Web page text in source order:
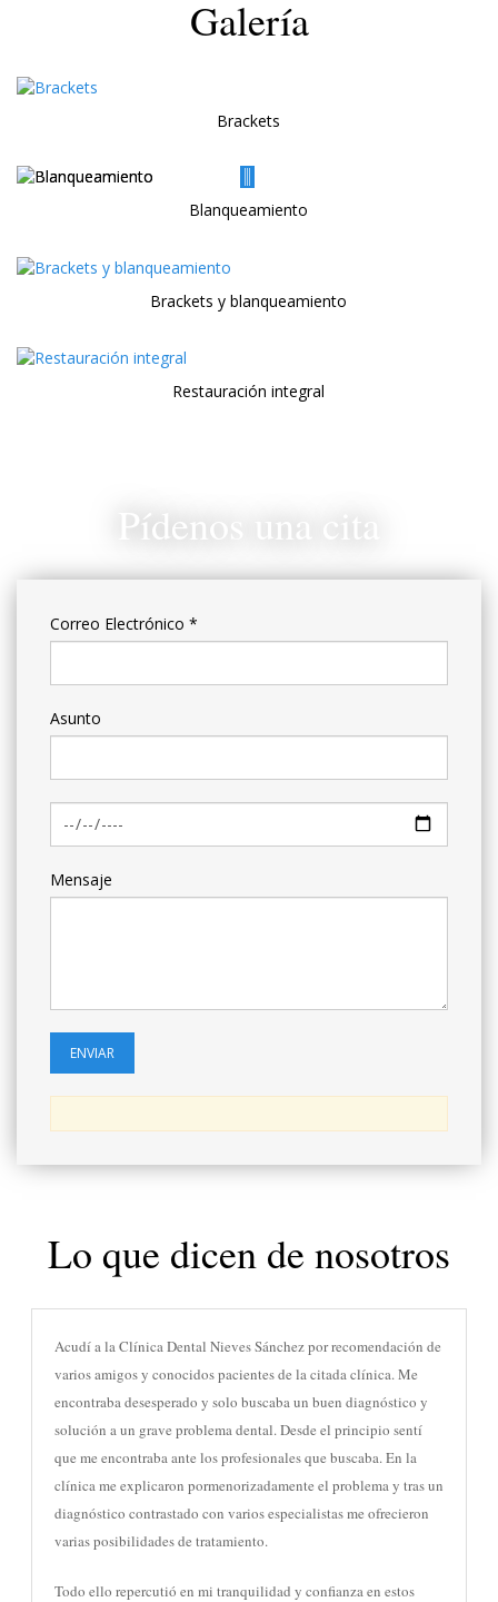
Galería
Brackets
Blanqueamiento
Brackets y blanqueamiento
Restauración integral
Pídenos una cita
Correo Electrónico *
Asunto
Mensaje
Lo que dicen de nosotros
Acudí a la Clínica Dental Nieves Sánchez por recomendación de
varios amigos y conocidos pacientes de la citada clínica. Me
encontraba desesperado y solo buscaba un buen diagnóstico y
solución a un grave problema dental. Desde el principio sentí
que me encontraba ante los profesionales que buscaba. En la
clínica me explicaron pormenorizadamente el problema y tras un
diagnóstico contrastado con varios especialistas me ofrecieron
varias posibilidades de tratamiento.
Todo ello repercutió en mi tranquilidad y confianza en estos